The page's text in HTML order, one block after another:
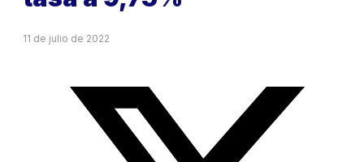
11 de julio de 2022